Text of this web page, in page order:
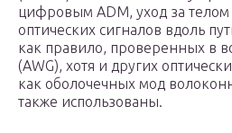
цифровым ADM, уход за
оптических сигналов вдоль
как правило, проверенных в
(AWG), хотя и других
как оболочечных мод
также использованы.